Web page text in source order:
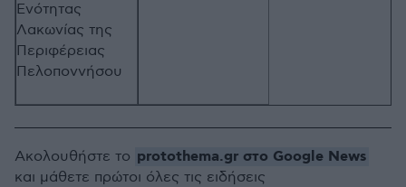
Ενότητας
Λακωνίας της
Περιφέρειας
Πελοποννήσου
Ακολουθήστε το protothema.gr στο Google News
και μάθετε πρώτοι όλες τις ειδήσεις